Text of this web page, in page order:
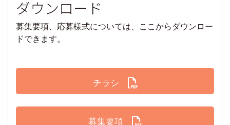
ダウンロード
募集要項、応募様式については、ここからダウンロー
ドできます。
チラシ
募集要項